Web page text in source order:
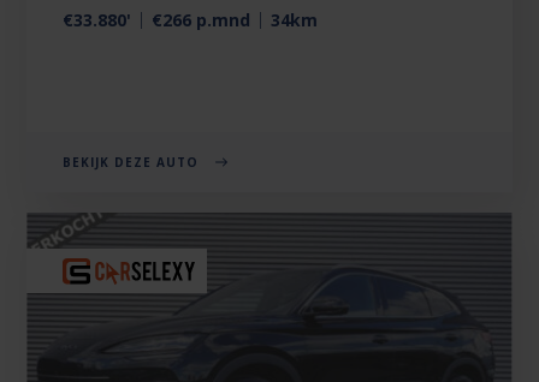
€33.880' €266 p.mnd 34km
BEKIJK DEZE AUTO